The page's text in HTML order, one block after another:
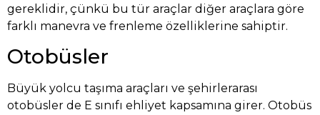
gereklidir, çünkü bu tür araçlar diğer araçlara göre
farklı manevra ve frenleme özelliklerine sahiptir.
Otobüsler
Büyük yolcu taşıma araçları ve şehirlerarası
otobüsler de E sınıfı ehliyet kapsamına girer. Otobüs